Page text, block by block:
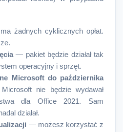
żadnych cyklicznych opłat.
— pakiet będzie działał tak
operacyjny i sprzęt.
Microsoft do października
nie będzie wydawał
dla Office 2021. Sam
działał.
— możesz korzystać z